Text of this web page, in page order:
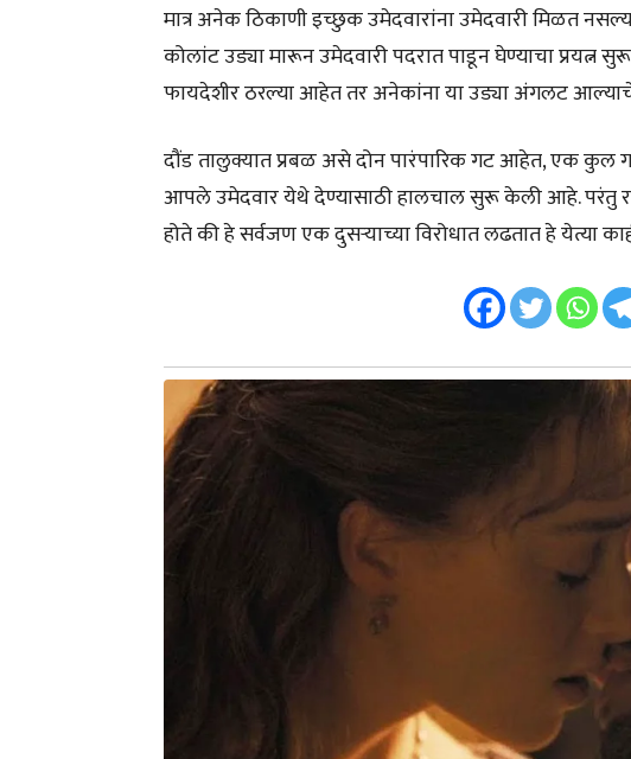
मात्र अनेक ठिकाणी इच्छुक उमेदवारांना उमेदवारी मिळत
कोलांट उड्या मारून उमेदवारी पदरात पाडून घेण्याचा
फायदेशीर ठरल्या आहेत तर अनेकांना या उड्या अंगलट
दौंड तालुक्यात प्रबळ असे दोन पारंपारिक गट आहेत, एक कुल
आपले उमेदवार येथे देण्यासाठी हालचाल सुरू केली आहे. परंतु
होते की हे सर्वजण एक दुसऱ्याच्या विरोधात लढतात हे येत्या